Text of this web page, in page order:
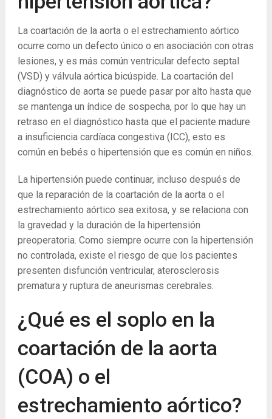
La coartación de la aorta o el estrechamiento aórtico
ocurre como un defecto único o en asociación con otras
lesiones, y es más común ventricular defecto septal
(VSD) y válvula aórtica bicúspide. La coartación del
diagnóstico de aorta se puede pasar por alto hasta que
se mantenga un índice de sospecha, por lo que hay un
retraso en el diagnóstico hasta que el paciente madure
a insuficiencia cardíaca congestiva (ICC), esto es
común en bebés o hipertensión que es común en niños.
La hipertensión puede continuar, incluso después de
que la reparación de la coartación de la aorta o el
estrechamiento aórtico sea exitosa, y se relaciona con
la gravedad y la duración de la hipertensión
preoperatoria. Como siempre ocurre con la hipertensión
no controlada, existe el riesgo de que los pacientes
presenten disfunción ventricular, aterosclerosis
prematura y ruptura de aneurismas cerebrales.
¿Qué es el soplo en la
coartación de la aorta
(COA) o el
estrechamiento aórtico?